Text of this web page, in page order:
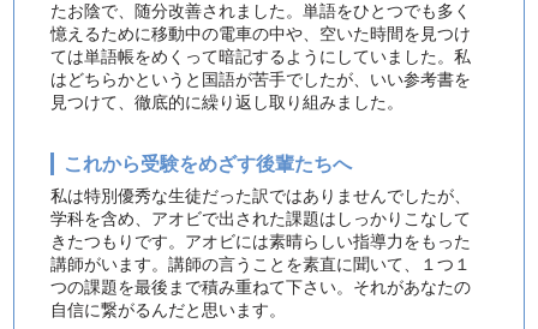
たお陰で、随分改善されました。単語をひとつでも多く
憶えるために移動中の電車の中や、空いた時間を見つけ
ては単語帳をめくって暗記するようにしていました。私
はどちらかというと国語が苦手でしたが、いい参考書を
見つけて、徹底的に繰り返し取り組みました。
これから受験をめざす後輩たちへ
私は特別優秀な生徒だった訳ではありませんでしたが、
学科を含め、アオビで出された課題はしっかりこなして
きたつもりです。アオビには素晴らしい指導力をもった
講師がいます。講師の言うことを素直に聞いて、１つ１
つの課題を最後まで積み重ねて下さい。それがあなたの
自信に繋がるんだと思います。